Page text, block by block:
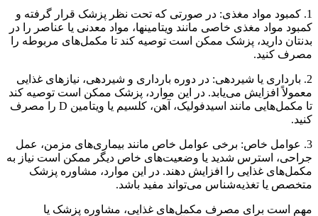
1. کمبود مواد مغذی: در صورتی که تحت نظر پزشک قرار گرفته و
کمبود مواد مغذی خاصی مانند ویتامینها، مواد معدنی یا عناصر را در
بدنتان دارید، پزشک ممکن است توصیه کند تا مکمل‌های مربوطه را
مصرف کنید.
2. بارداری یا شیردهی: در دوره بارداری و شیردهی، نیازهای غذایی
معمولاً افزایش می‌یابد. در این موارد، پزشک ممکن است توصیه کند
تا مکمل‌هایی مانند اسیدفولیک، آهن، کلسیم یا ویتامین D را مصرف
کنید.
3. عوامل خاص: برخی عوامل خاص مانند بیماری‌های مزمن، عمل
جراحی، استرس شدید یا وضعیت‌های خاص دیگر ممکن است نیاز به
مکمل‌های غذایی را افزایش دهند. در این موارد، مشاوره پزشک
متخصص یا تغذیه‌شناس می‌تواند مفید باشد.
مهم است برای مصرف مکمل‌های غذایی، مشاوره پزشک یا